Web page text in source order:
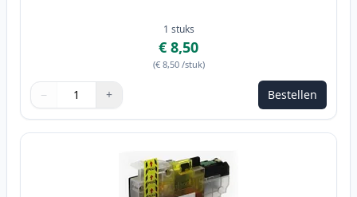
1 stuks
€ 8,50
(€ 8,50 /stuk)
Aantal
Gebruik de knoppen om aan te passen
− +
Aantal 1 Bestellen